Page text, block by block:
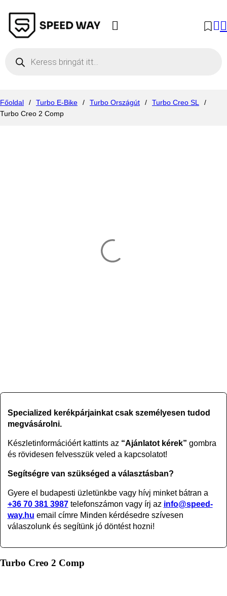
Főoldal / Turbo E-Bike / Turbo Országút / Turbo Creo SL
/
Turbo Creo 2 Comp
Specialized kerékpárjainkat csak személyesen tudod
megvásárolni.
Készletinformációért kattints az “Ajánlatot kérek” gombra
és rövidesen felvesszük veled a kapcsolatot!
Segítségre van szükséged a választásban?
Gyere el budapesti üzletünkbe vagy hívj minket bátran a
+36 70 381 3987telefonszámon vagy írj az info@speed-
way.hu email címre Minden kérdésedre szívesen
válaszolunk és segítünk jó döntést hozni!
Turbo Creo 2 Comp